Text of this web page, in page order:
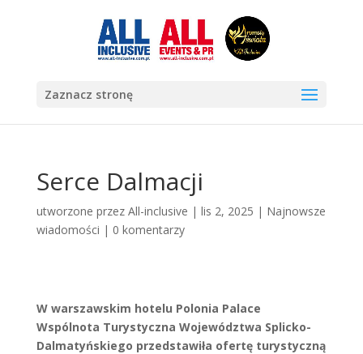
Zaznacz stronę
Serce Dalmacji
utworzone przez All-inclusive | lis 2, 2025 | Najnowsze
wiadomości | 0 komentarzy
W warszawskim hotelu Polonia Palace
Wspólnota Turystyczna Województwa Splicko-
Dalmatyńskiego przedstawiła ofertę turystyczną